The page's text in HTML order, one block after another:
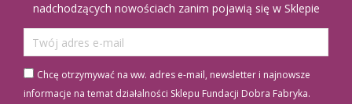
nadchodzących nowościach zanim pojawią się w Sklepie
Chcę otrzymywać na ww. adres e-mail, newsletter i najnowsze
informacje na temat działalności Sklepu Fundacji Dobra Fabryka.